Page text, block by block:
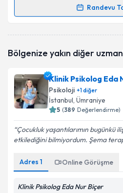
Randevu
takvimi talebi oluşturun. Size
bilgilendireceğiz.
E-posta Adresiniz
Kişisel verilerimin
Metni'ni okudum ve
kapsamda işlenmesini
Takvim
Bölgenize yakın diğer
Klinik Psikolog Eda
Psikoloji +1diğer
İstanbul, Ümraniye
5 (389 Değerlendirme)
Çocukluk yaşantılarımın bugünkü
etkilediğini bilmiyordum. Şema
Adres 1 Online Görüşme
Klinik Psikolog Eda Nur Biçer